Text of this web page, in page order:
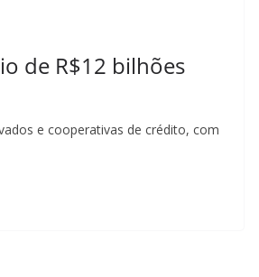
de R$12 bilhões
e cooperativas de crédito, com